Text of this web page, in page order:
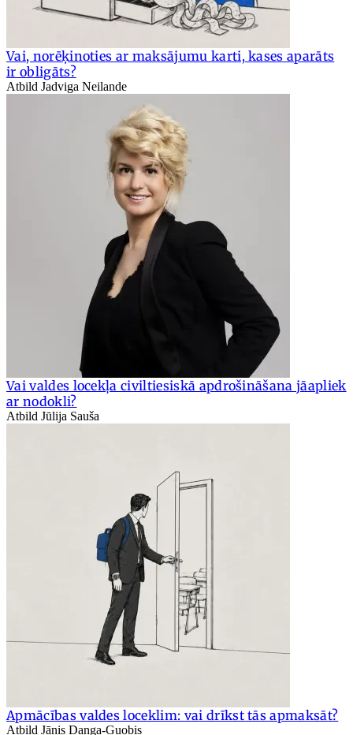
Vai, norēķinoties ar maksājumu karti, kases aparāts
ir obligāts?
Atbild Jadviga Neilande
Vai valdes locekļa civiltiesiskā apdrošināšana jāapliek
ar nodokli?
Atbild Jūlija Sauša
Apmācības valdes loceklim: vai drīkst tās apmaksāt?
Atbild Jānis Danga-Guobis